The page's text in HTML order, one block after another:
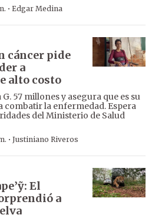
· Edgar Medina
cáncer pide
a
alto costo
57 millones y asegura que es su
combatir la enfermedad. Espera
del Ministerio de Salud
· Justiniano Riveros
El
a